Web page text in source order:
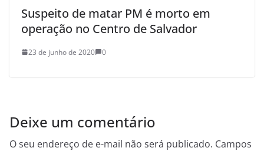
Suspeito de matar PM é morto em
operação no Centro de Salvador
23 de junho de 2020 0
Deixe um comentário
O seu endereço de e-mail não será publicado. Campos